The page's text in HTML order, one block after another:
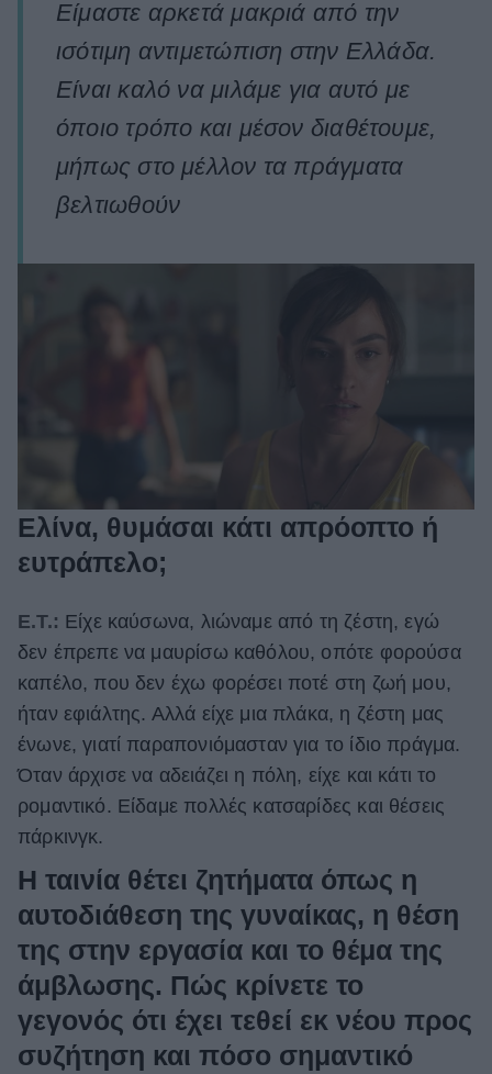
Είμαστε αρκετά μακριά από την
ισότιμη αντιμετώπιση στην Ελλάδα.
Είναι καλό να μιλάμε για αυτό με
όποιο τρόπο και μέσον διαθέτουμε,
μήπως στο μέλλον τα πράγματα
βελτιωθούν
Ελίνα, θυμάσαι κάτι απρόοπτο ή
ευτράπελο;
Ε.Τ.: Είχε καύσωνα, λιώναμε από τη ζέστη, εγώ
δεν έπρεπε να μαυρίσω καθόλου, οπότε φορούσα
καπέλο, που δεν έχω φορέσει ποτέ στη ζωή μου,
ήταν εφιάλτης. Αλλά είχε μια πλάκα, η ζέστη μας
ένωνε, γιατί παραπονιόμασταν για το ίδιο πράγμα.
Όταν άρχισε να αδειάζει η πόλη, είχε και κάτι το
ρομαντικό. Είδαμε πολλές κατσαρίδες και θέσεις
πάρκινγκ.
Η ταινία θέτει ζητήματα όπως η
αυτοδιάθεση της γυναίκας, η θέση
της στην εργασία και το θέμα της
άμβλωσης. Πώς κρίνετε το
γεγονός ότι έχει τεθεί εκ νέου προς
συζήτηση και πόσο σημαντικό